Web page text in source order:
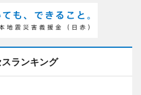
ランキング